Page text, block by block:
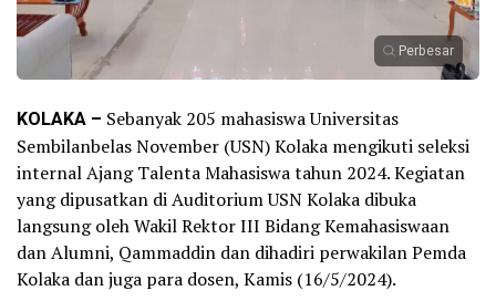
Perbesar
KOLAKA – Sebanyak 205 mahasiswa Universitas
Sembilanbelas November (USN) Kolaka mengikuti seleksi
internal Ajang Talenta Mahasiswa tahun 2024. Kegiatan
yang dipusatkan di Auditorium USN Kolaka dibuka
langsung oleh Wakil Rektor III Bidang Kemahasiswaan
dan Alumni, Qammaddin dan dihadiri perwakilan Pemda
Kolaka dan juga para dosen, Kamis (16/5/2024).